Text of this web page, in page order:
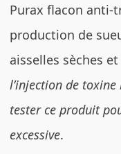
Purax flacon anti-
production de
aisselles sèches
l’injection de
tester ce produit
excessive.